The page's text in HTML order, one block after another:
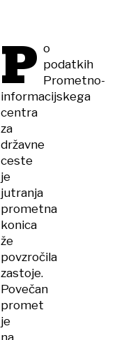
P o
podatkih
Prometno-
informacijskega
centra
za
državne
ceste
je
jutranja
prometna
konica
že
povzročila
zastoje.
Povečan
promet
je